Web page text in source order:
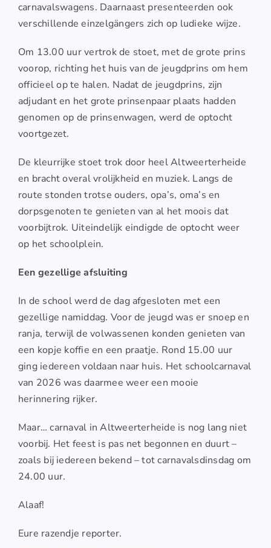
carnavalswagens. Daarnaast presenteerden ook
verschillende einzelgängers zich op ludieke wijze.
Om 13.00 uur vertrok de stoet, met de grote prins
voorop, richting het huis van de jeugdprins om hem
officieel op te halen. Nadat de jeugdprins, zijn
adjudant en het grote prinsenpaar plaats hadden
genomen op de prinsenwagen, werd de optocht
voortgezet.
De kleurrijke stoet trok door heel Altweerterheide
en bracht overal vrolijkheid en muziek. Langs de
route stonden trotse ouders, opa’s, oma’s en
dorpsgenoten te genieten van al het moois dat
voorbijtrok. Uiteindelijk eindigde de optocht weer
op het schoolplein.
Een gezellige afsluiting
In de school werd de dag afgesloten met een
gezellige namiddag. Voor de jeugd was er snoep en
ranja, terwijl de volwassenen konden genieten van
een kopje koffie en een praatje. Rond 15.00 uur
ging iedereen voldaan naar huis. Het schoolcarnaval
van 2026 was daarmee weer een mooie
herinnering rijker.
Maar… carnaval in Altweerterheide is nog lang niet
voorbij. Het feest is pas net begonnen en duurt –
zoals bij iedereen bekend – tot carnavalsdinsdag om
24.00 uur.
Alaaf!
Eure razendje reporter.